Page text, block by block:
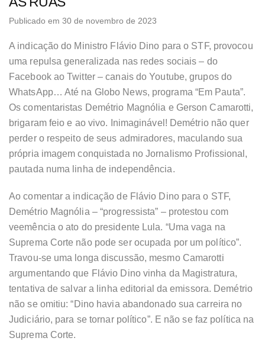
Publicado em 30 de novembro de 2023
A indicação do Ministro Flávio Dino para o STF, provocou
uma repulsa generalizada nas redes sociais – do
Facebook ao Twitter – canais do Youtube, grupos do
WhatsApp… Até na Globo News, programa “Em Pauta”.
Os comentaristas Demétrio Magnólia e Gerson Camarotti,
brigaram feio e ao vivo. Inimaginável! Demétrio não quer
perder o respeito de seus admiradores, maculando sua
própria imagem conquistada no Jornalismo Profissional,
pautada numa linha de independência.
Ao comentar a indicação de Flávio Dino para o STF,
Demétrio Magnólia – “progressista” – protestou com
veemência o ato do presidente Lula. “Uma vaga na
Suprema Corte não pode ser ocupada por um político”.
Travou-se uma longa discussão, mesmo Camarotti
argumentando que Flávio Dino vinha da Magistratura,
tentativa de salvar a linha editorial da emissora. Demétrio
não se omitiu: “Dino havia abandonado sua carreira no
Judiciário, para se tornar político”. E não se faz política na
Suprema Corte.